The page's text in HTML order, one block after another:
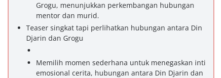
Grogu, menunjukkan perkembangan hubungan
mentor dan murid.
Teaser singkat tapi perlihatkan hubungan antara Din
Djarin dan Grogu
Memilih momen sederhana untuk menegaskan inti
emosional cerita, hubungan antara Din Djarin dan